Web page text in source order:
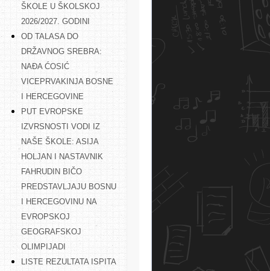
ŠKOLE U ŠKOLSKOJ
2026/2027. GODINI
OD TALASA DO
DRŽAVNOG SREBRA:
NAĐA ĆOSIĆ
VICEPRVAKINJA BOSNE
I HERCEGOVINE
PUT EVROPSKE
IZVRSNOSTI VODI IZ
NAŠE ŠKOLE: ASIJA
HOLJAN I NASTAVNIK
FAHRUDIN BIČO
PREDSTAVLJAJU BOSNU
I HERCEGOVINU NA
EVROPSKOJ
GEOGRAFSKOJ
OLIMPIJADI
LISTE REZULTATA ISPITA